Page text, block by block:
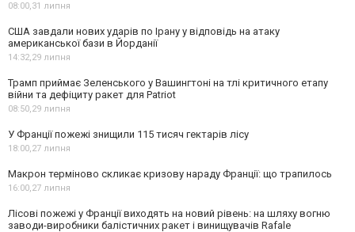
08:00,31 липня
США завдали нових ударів по Ірану у відповідь на атаку
американської бази в Йорданії
14:32,29 липня
Трамп приймає Зеленського у Вашингтоні на тлі критичного етапу
війни та дефіциту ракет для Patriot
08:50,29 липня
У Франції пожежі знищили 115 тисяч гектарів лісу
18:00,27 липня
Макрон терміново скликає кризову нараду Франції: що трапилось
16:00,27 липня
Лісові пожежі у Франції виходять на новий рівень: на шляху вогню
заводи-виробники балістичних ракет і винищувачів Rafale